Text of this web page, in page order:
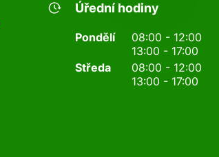
Úřední hodiny
Pondělí
08:00 - 12:00
13:00 - 17:00
Středa
08:00 - 12:00
13:00 - 17:00